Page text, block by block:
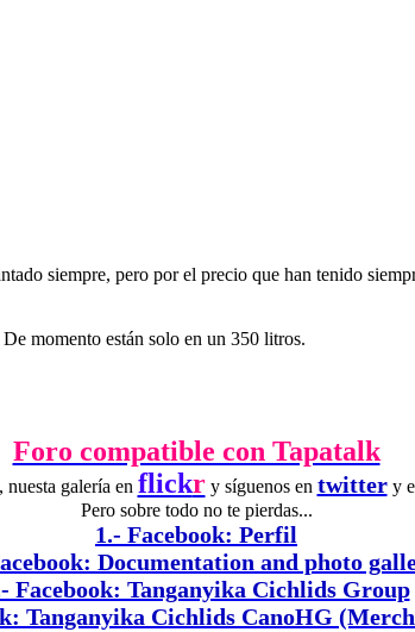
siempre, pero por el precio que han tenido
momento están solo en un 350 litros.
Foro compatible con Tapatalk
, nuesta galería en flickry síguenos en twittery
Pero sobre todo no te pierdas...
1.- Facebook: Perfil
Documentation and photo
Facebook: Tanganyika Cichlids Group
Tanganyika Cichlids CanoHG